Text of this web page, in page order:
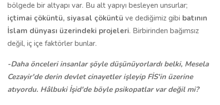
bölgede bir altyapı var. Bu alt yapıyı besleyen unsurlar;
içtimai çöküntü, siyasal çöküntü ve dediğimiz gibi batının
İslam dünyası üzerindeki projeleri. Birbirinden bağımsız
değil, iç içe faktörler bunlar.
-Daha önceleri insanlar şöyle düşünüyorlardı belki, Mesela
Cezayir'de derin devlet cinayetler işleyip FİS'in üzerine
atıyordu. Hâlbuki İşid'de böyle psikopatlar var değil mi?